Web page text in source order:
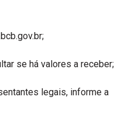
se há valores a receber;
legais, informe a